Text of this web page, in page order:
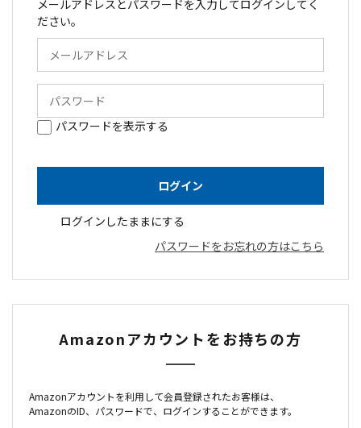
メールアドレスとパスワードを入力してログインしてく
ださい。
パスワードを表示する
ログインしたままにする
パスワードをお忘れの方はこちら
Amazonアカウントをお持ちの方
Amazonアカウントを利用して会員登録されたお客様は、
AmazonのID、パスワードで、ログインすることができます。